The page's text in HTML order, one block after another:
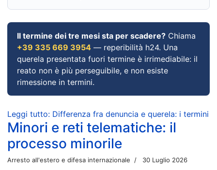
Il termine dei tre mesi sta per scadere? Chiama
+39 335 669 3954 — reperibilità h24. Una
querela presentata fuori termine è irrimediabile: il
reato non è più perseguibile, e non esiste
rimessione in termini.
Leggi tutto: Differenza fra denuncia e querela: i termini
Minori e reti telematiche: il
processo minorile
Arresto all'estero e difesa internazionale 30 Luglio 2026